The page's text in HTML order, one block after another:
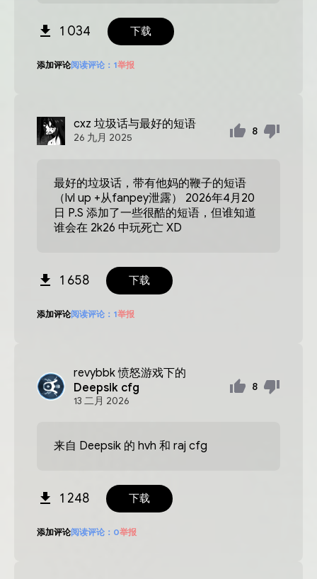
1 034 下载
添加评论阅读评论： 1举报
cxz 垃圾话与最好的短语
26 九月 2025
8
最好的垃圾话，带有他妈的鞭子的短语
（lvl up +从fanpey泄露） 2026年4月20
日 P.S 添加了一些很酷的短语，但谁知道
谁会在 2k26 中玩死亡 XD
1 658 下载
添加评论阅读评论： 1举报
revybbk 愤怒游戏下的
Deepsik cfg
13 二月 2026
8
来自 Deepsik 的 hvh 和 raj cfg
1 248 下载
添加评论阅读评论： 0举报